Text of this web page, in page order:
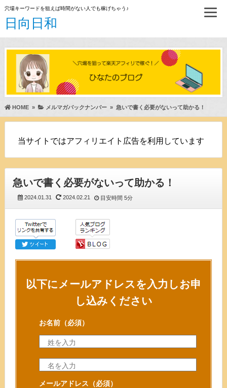
穴場キーワードを狙えば時間がない人でも稼げちゃう♪
日向日和
HOME» メルマガバックナンバー» 急いで書く必要がないって助かる！
当サイトではアフィリエイト広告を利用しています
急いで書く必要がないって助かる！
2024.01.31 2024.02.21 目安時間 5分
以下にメールアドレスを入力しお申
し込みください
お名前（必須）
メールアドレス （必須）